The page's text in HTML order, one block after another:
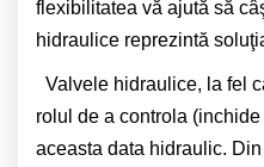
flexibilitatea vă ajută să
hidraulice reprezintă
Valvele hidraulice, la fel
rolul de a controla
aceasta data hidraulic.